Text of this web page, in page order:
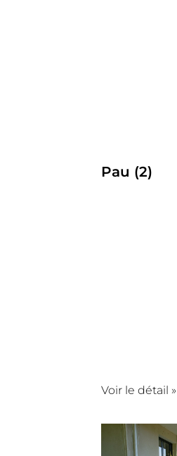
Pau (2)
Voir le détail »